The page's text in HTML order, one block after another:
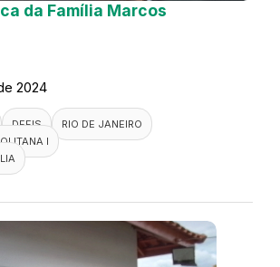
da Família Marcos
2024
DEFIS
RIO DE JANEIRO
I